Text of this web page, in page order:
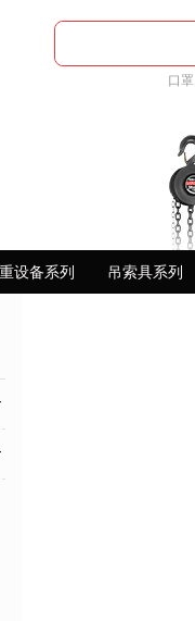
口罩
设备系列 吊索具系列